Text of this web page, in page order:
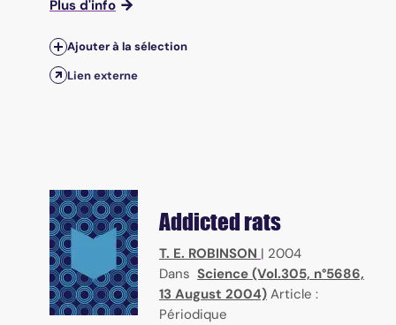
Plus d'info
Ajouter à la sélection
Lien externe
Addicted rats
T. E. ROBINSON | 2004
Dans Science (Vol.305, n°5686,
13 August 2004) Article :
Périodique